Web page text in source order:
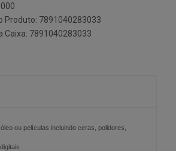
Produto: 7891040283033
Caixa: 7891040283033
ou películas incluindo ceras, polidores,